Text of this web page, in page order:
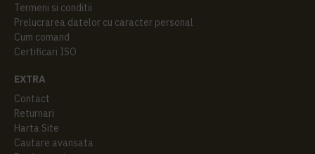
Termeni si conditii
Prelucrarea datelor cu caracter personal
Cum comand
Certificari ISO
EXTRA
Contact
Returnari
Harta Site
Cautare avansata